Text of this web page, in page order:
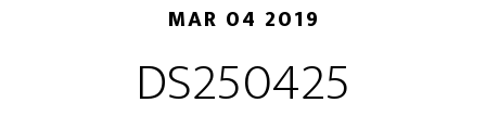
MAR 04 2019
DS250425